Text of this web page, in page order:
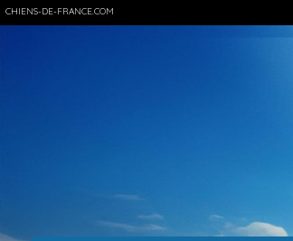
CHIENS-DE-FRANCE.COM